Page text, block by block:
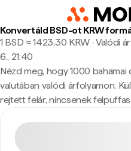
Konvertáld BSD-ot KRW
1 BSD ≈ 1423,30 KRW · Valódi
6., 21:40
Nézd meg, hogy 1000
valutában valódi árfolyamon.
rejtett felár, nincsenek